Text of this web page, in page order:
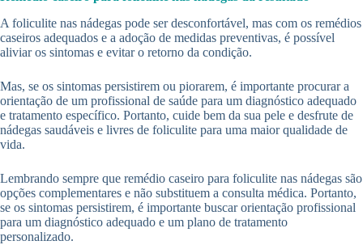
A foliculite nas nádegas pode ser desconfortável, mas com os remédios
caseiros adequados e a adoção de medidas preventivas, é possível
aliviar os sintomas e evitar o retorno da condição.
Mas, se os sintomas persistirem ou piorarem, é importante procurar a
orientação de um profissional de saúde para um diagnóstico adequado
e tratamento específico. Portanto, cuide bem da sua pele e desfrute de
nádegas saudáveis e livres de foliculite para uma maior qualidade de
vida.
Lembrando sempre que remédio caseiro para foliculite nas nádegas são
opções complementares e não substituem a consulta médica. Portanto,
se os sintomas persistirem, é importante buscar orientação profissional
para um diagnóstico adequado e um plano de tratamento
personalizado.